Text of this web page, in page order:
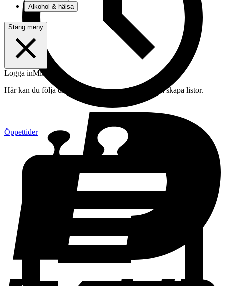
Öppettider
Alkohol & hälsa
Stäng meny
Logga inMitt konto
Här kan du följa din beställning, spara drycker och skapa listor.